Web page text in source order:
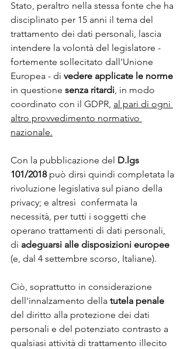
Stato, peraltro nella stessa fonte che ha
disciplinato per 15 anni il tema del
trattamento dei dati personali, lascia
intendere la volontà del legislatore -
fortemente sollecitato dall'Unione
Europea - di vedere applicate le norme
in questione senza ritardi, in modo
coordinato con il GDPR, al pari di ogni
altro provvedimento normativo
nazionale.
Con la pubblicazione del D.lgs
101/2018 può dirsi quindi completata la
rivoluzione legislativa sul piano della
privacy; e altresì  confermata la
necessità, per tutti i soggetti che
operano trattamenti di dati personali,
di adeguarsi alle disposizioni europee
(e, dal 4 settembre scorso, Italiane).
Ciò, soprattutto in considerazione
dell'innalzamento della tutela penale
del diritto alla protezione dei dati
personali e del potenziato contrasto a
qualsiasi attività di trattamento illecito